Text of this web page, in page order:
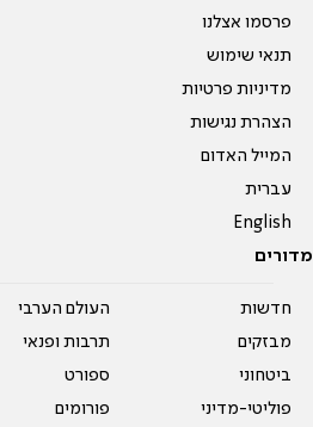
פרסמו אצלנו
תנאי שימוש
מדיניות פרטיות
הצהרת נגישות
המייל האדום
עברית
English
מדורים
חדשות
מבזקים
ביטחוני
פוליטי-מדיני
העולם הערבי
תרבות ופנאי
ספורט
פורומים